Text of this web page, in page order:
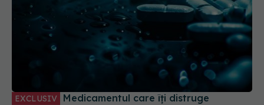
EXCLUSIV
stomacul. Duce la infecții